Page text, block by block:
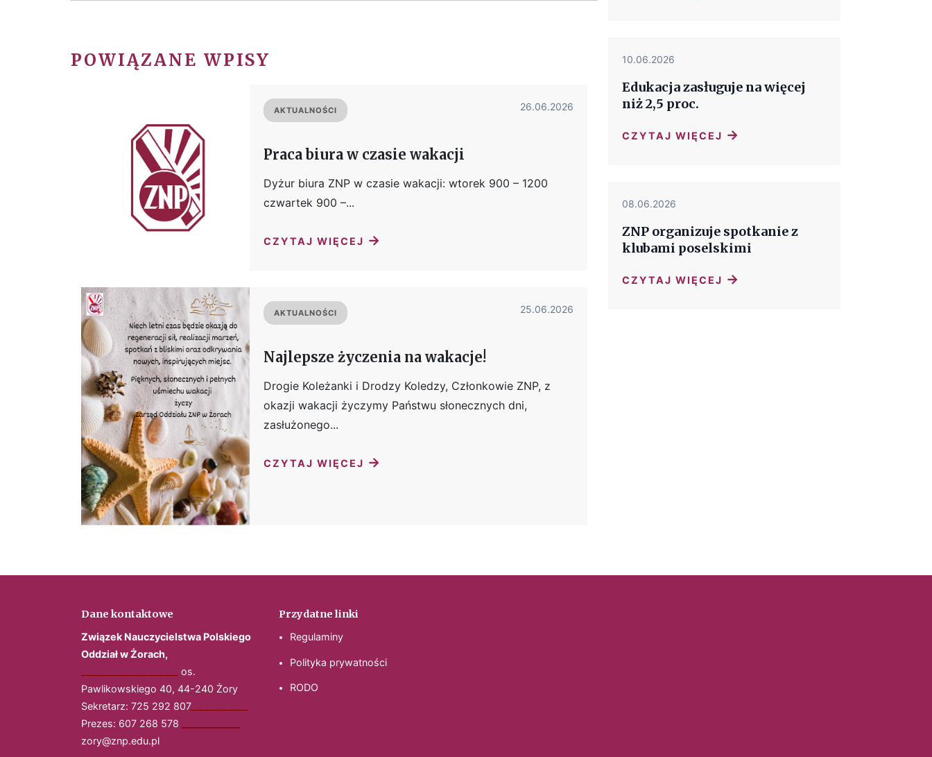
POWIĄZANE WPISY
AKTUALNOŚCI 26.06.2026
Praca biura w czasie wakacji
Dyżur biura ZNP w czasie wakacji: wtorek 900 – 1200
czwartek 900 –...
CZYTAJ WIĘCEJ →
AKTUALNOŚCI 25.06.2026
Najlepsze życzenia na wakacje!
Drogie Koleżanki i Drodzy Koledzy, Członkowie ZNP, z
okazji wakacji życzymy Państwu słonecznych dni,
zasłużonego...
CZYTAJ WIĘCEJ →
10.06.2026
Edukacja zasługuje na więcej
niż 2,5 proc.
CZYTAJ WIĘCEJ →
08.06.2026
ZNP organizuje spotkanie z
klubami poselskimi
CZYTAJ WIĘCEJ →
Dane kontaktowe
Związek Nauczycielstwa Polskiego
Oddział w Żorach,
os.
Pawlikowskiego 40, 44-240 Żory
Sekretarz: 725 292 807____________
Prezes: 607 268 578
zory@znp.edu.pl
Przydatne linki
Regulaminy
Polityka prywatności
RODO